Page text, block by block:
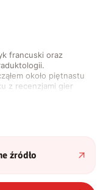
francuski oraz
około piętnastu
z recenzjami gier
publikuję
związane z nauką
źródło